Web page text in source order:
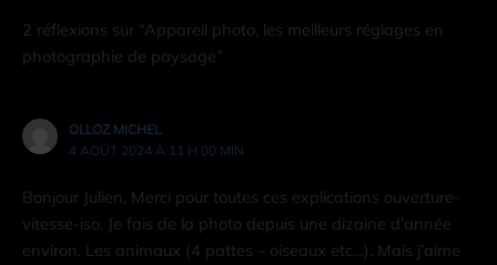
2 réflexions sur “Appareil photo, les meilleurs réglages en
photographie de paysage”
OLLOZ MICHEL
4 AOÛT 2024 À 11 H 00 MIN
Bonjour Julien, Merci pour toutes ces explications ouverture-
vitesse-iso. Je fais de la photo depuis une dizaine d’année
environ. Les animaux (4 pattes – oiseaux etc…). Mais j’aime